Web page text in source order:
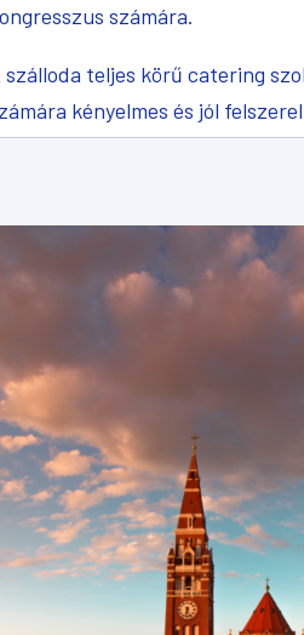
számára.
szálloda teljes körű catering
kényelmes és jól